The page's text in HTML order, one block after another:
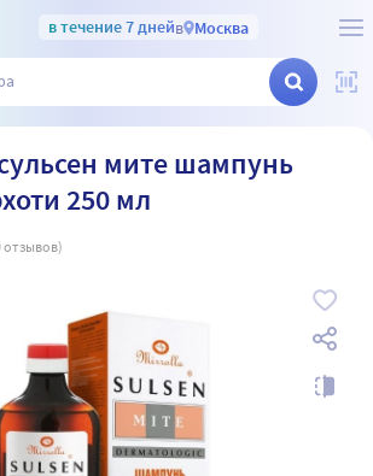
в течение 7 днейв Москва
мите шампунь
250 мл
отзывов)